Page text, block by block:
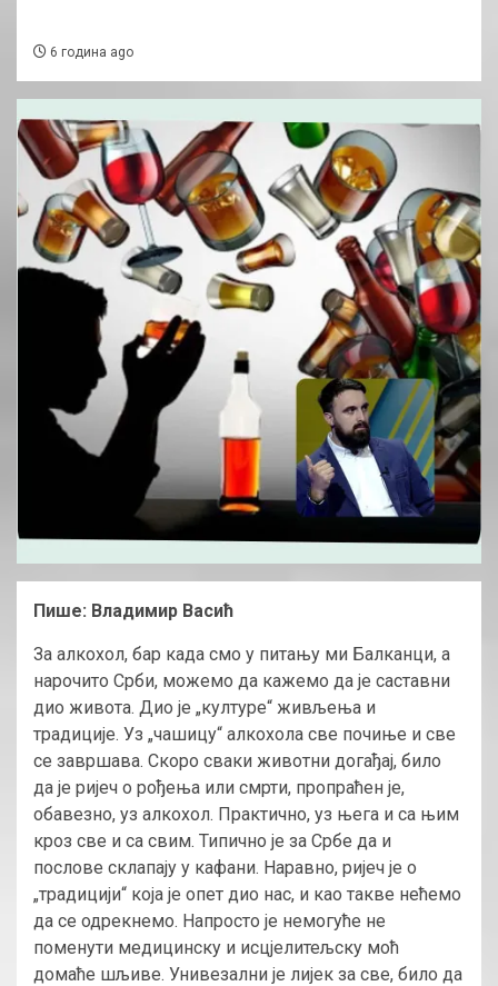
6 година ago
Пише: Владимир Васић
За алкохол, бар када смо у питању ми Балканци, а
нарочито Срби, можемо да кажемо да је саставни
дио живота. Дио је „културе“ живљења и
традиције. Уз „чашицу“ алкохола све почиње и све
се завршава. Скоро сваки животни догађај, било
да је ријеч о рођења или смрти, пропраћен је,
обавезно, уз алкохол. Практично, уз њега и са њим
кроз све и са свим. Типично је за Србе да и
послове склапају у кафани. Наравно, ријеч је о
„традицији“ која је опет дио нас, и као такве нећемо
да се одрекнемо. Напросто је немогуће не
поменути медицинску и исцјелитељску моћ
домаће шљиве. Унивезални је лијек за све, било да